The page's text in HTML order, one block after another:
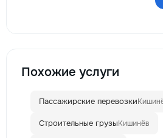
Похожие услуги
Пассажирские перевозки
Строительные грузыКишинёв